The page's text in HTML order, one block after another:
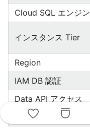
Cloud SQL エンジン
インスタンス Tier
Region
IAM DB 認証
Data API アクセス
Python